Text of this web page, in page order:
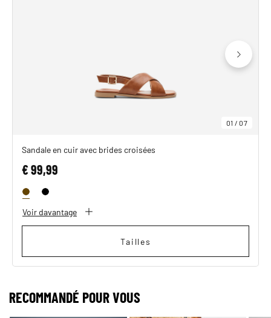
01 /07
Sandale en cuir avec brides croisées
€ 99,99
Voir davantage
Tailles
RECOMMANDÉ POUR VOUS